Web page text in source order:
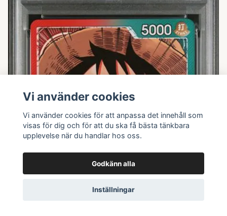
Vi använder cookies
Vi använder cookies för att anpassa det innehåll som
visas för dig och för att du ska få bästa tänkbara
upplevelse när du handlar hos oss.
Godkänn alla
Inställningar